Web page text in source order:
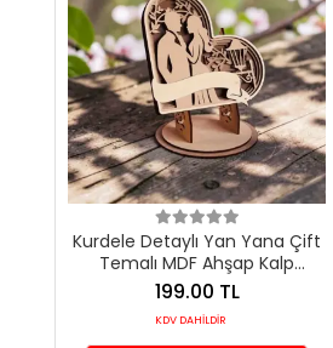
Kurdele Detaylı Yan Yana Çift
Temalı MDF Ahşap Kalp
Masaüstü Dekor
199.00 TL
KDV DAHİLDİR